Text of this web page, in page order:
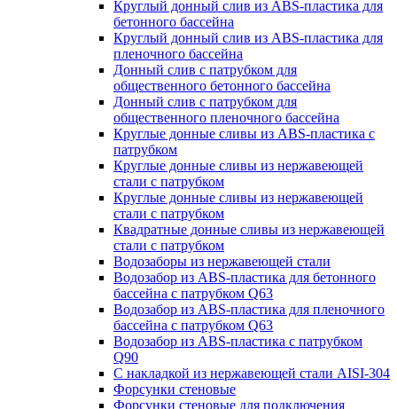
Круглый донный слив из ABS-пластика для
бетонного бассейна
Круглый донный слив из ABS-пластика для
пленочного бассейна
Донный слив с патрубком для
общественного бетонного бассейна
Донный слив с патрубком для
общественного пленочного бассейна
Круглые донные сливы из ABS-пластика с
патрубком
Круглые донные сливы из нержавеющей
стали с патрубком
Круглые донные сливы из нержавеющей
стали с патрубком
Квадратные донные сливы из нержавеющей
стали с патрубком
Водозаборы из нержавеющей стали
Водозабор из ABS-пластика для бетонного
бассейна с патрубком Q63
Водозабор из ABS-пластика для пленочного
бассейна с патрубком Q63
Водозабор из ABS-пластика с патрубком
Q90
С накладкой из нержавеющей стали AISI-304
Форсунки стеновые
Форсунки стеновые для подключения